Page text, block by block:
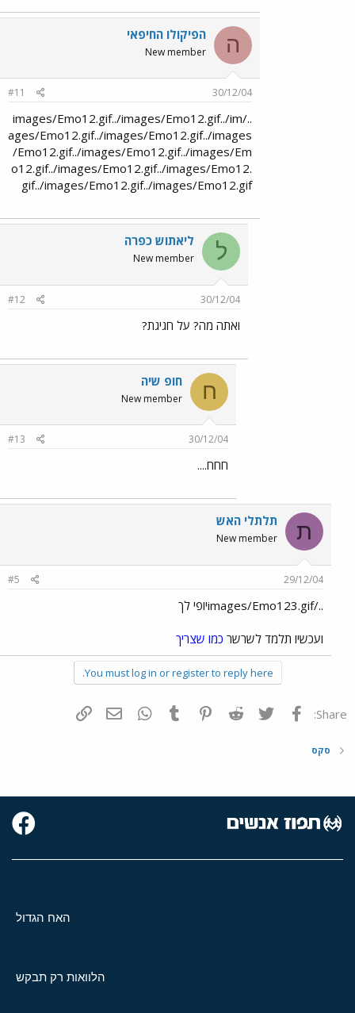
ה הפיקולו החיפאי
New member
30/12/04
#11
../images/Emo12.gif../images/Emo12.gif../im
ages/Emo12.gif../images/Emo12.gif../images
/Emo12.gif../images/Emo12.gif../images/Em
o12.gif../images/Emo12.gif../images/Emo12.
gif../images/Emo12.gif../images/Emo12.gif
ל ליאתוש כפרה
New member
30/12/04
#12
ואתה מה? על חגיגת?
ח חופ שיה
New member
30/12/04
#13
חחח....
ת תלתלי האש
New member
29/12/04
#5
../images/Emo123.gifיופי לך
ועכשיו תלמד לשרשר כמו שצריך
You must log in or register to reply here.
Share: פייסבוק Twitter
Reddit
Pinterest
Tumblr
WhatsAppדואר אלקטרוני
סקס
האח הגדול
הלוואות רק תבקש